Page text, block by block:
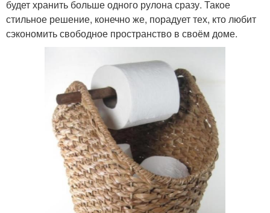
будет хранить больше одного рулона сразу. Такое
стильное решение, конечно же, порадует тех, кто любит
сэкономить свободное пространство в своём доме.